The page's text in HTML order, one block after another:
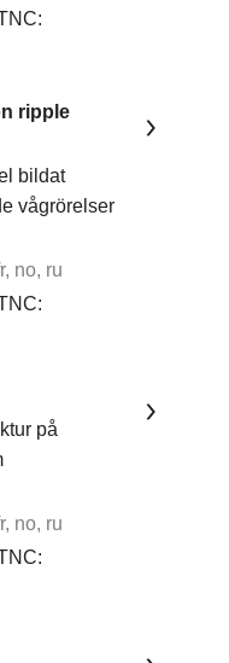
ripple
bildat
vågrörelser
no, ru
på
no, ru